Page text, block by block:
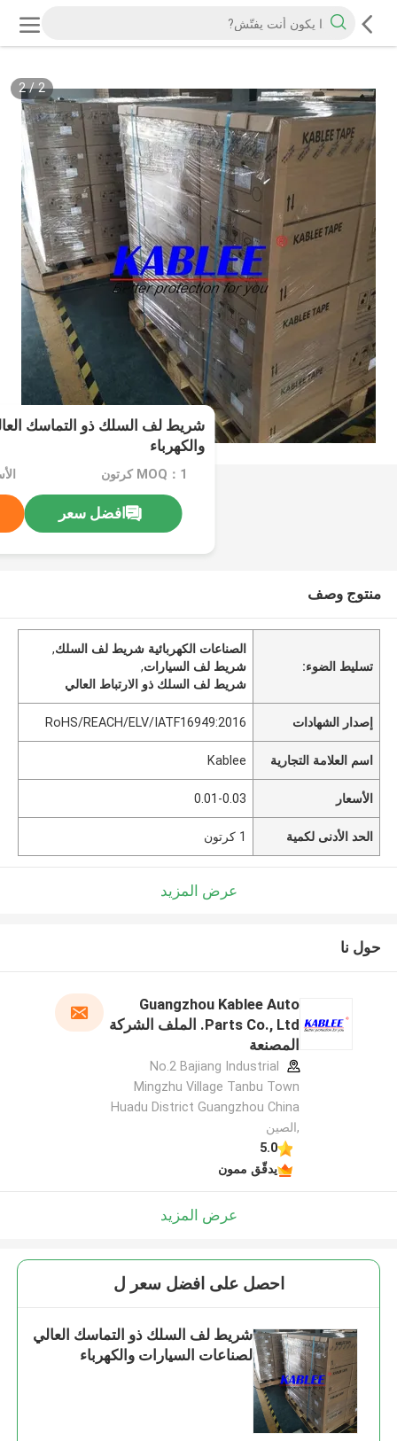
2
/
2
شريط لف السلك ذو التماسك
والكهرباء
MOQ：1 كرتون
افضل سعر
منتوج وصف
تسليط الضوء:
الصناعات الكهربائية شريط لف السلك,
شريط لف السيارات,
شريط لف السلك ذو الارتباط العالي
إصدار الشهادات RoHS/REACH/ELV/IATF16949:2016
اسم العلامة التجارية Kablee
الأسعار 0.01-0.03
الحد الأدنى لكمية 1 كرتون
عرض المزيد
حول نا
Guangzhou Kablee Auto
Parts Co., Ltd. الملف الشركة
المصنعة
No.2 Bajiang Industrial
Mingzhu Village Tanbu Town
Huadu District Guangzhou China
,الصين
5.0
يدقّق ممون
عرض المزيد
احصل على افضل سعر ل
شريط لف السلك ذو التماسك العالي
لصناعات السيارات والكهرباء